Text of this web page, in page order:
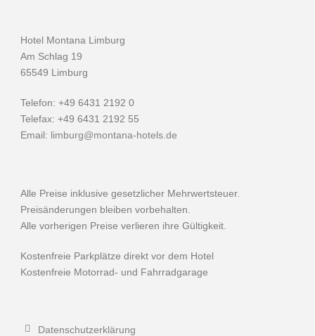
Hotel Montana Limburg
Am Schlag 19
65549 Limburg
Telefon: +49 6431 2192 0
Telefax: +49 6431 2192 55
Email: limburg@montana-hotels.de
Alle Preise inklusive gesetzlicher Mehrwertsteuer.
Preisänderungen bleiben vorbehalten.
Alle vorherigen Preise verlieren ihre Gültigkeit.
Kostenfreie Parkplätze direkt vor dem Hotel
Kostenfreie Motorrad- und Fahrradgarage
Datenschutzerklärung